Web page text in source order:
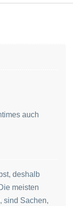
auch
deshalb
meisten
sind Sachen,